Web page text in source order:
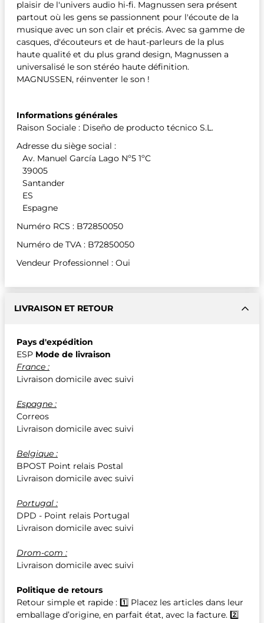
plaisir de l'univers audio hi-fi. Magnussen sera présent
partout où les gens se passionnent pour l'écoute de la
musique avec un son clair et précis. Avec sa gamme de
casques, d'écouteurs et de haut-parleurs de la plus
haute qualité et du plus grand design, Magnussen a
universalisé le son stéréo haute définition.
MAGNUSSEN, réinventer le son !
Informations générales
Raison Sociale : Diseño de producto técnico S.L.
Adresse du siège social :
Av. Manuel García Lago Nº5 1ºC
39005
Santander
ES
Espagne
Numéro RCS : B72850050
Numéro de TVA : B72850050
Vendeur Professionnel : Oui
LIVRAISON ET RETOUR
Pays d'expédition
ESP Mode de livraison
France :
Livraison domicile avec suivi
Espagne :
Correos
Livraison domicile avec suivi
Belgique :
BPOST Point relais Postal
Livraison domicile avec suivi
Portugal :
DPD - Point relais Portugal
Livraison domicile avec suivi
Drom-com :
Livraison domicile avec suivi
Politique de retours
Retour simple et rapide : 1️⃣ Placez les articles dans leur
emballage d’origine, en parfait état, avec la facture. 2️⃣